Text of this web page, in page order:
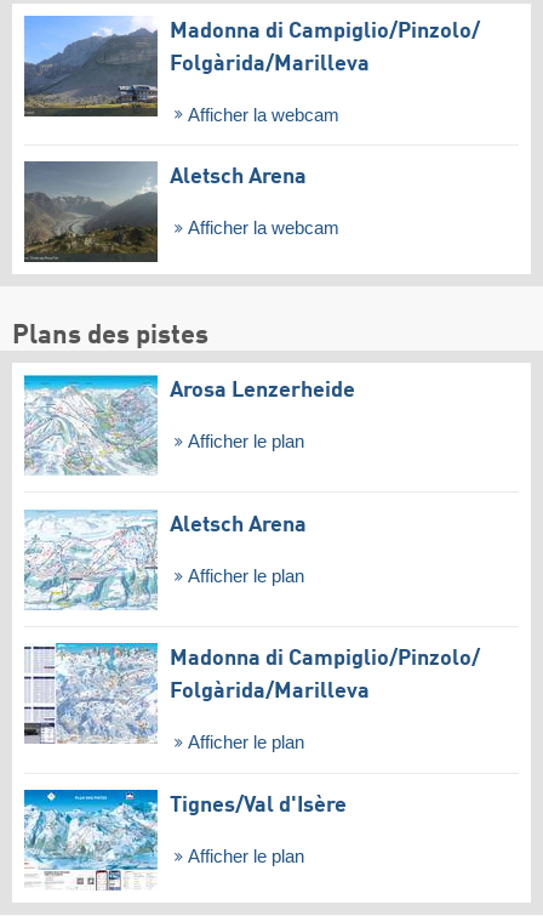
Madonna di Campiglio/​Pinzolo/​
Folgàrida/​Marilleva
Afficher la webcam
Aletsch Arena
Afficher la webcam
Plans des pistes
Arosa Lenzerheide
Afficher le plan
Aletsch Arena
Afficher le plan
Madonna di Campiglio/​Pinzolo/​
Folgàrida/​Marilleva
Afficher le plan
Tignes/​Val d'Isère
Afficher le plan